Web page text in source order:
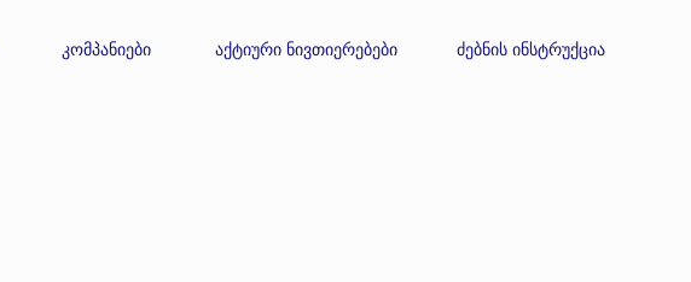
კომპანიები აქტიური ნივთიერებები ძებნის ინსტრუქცია